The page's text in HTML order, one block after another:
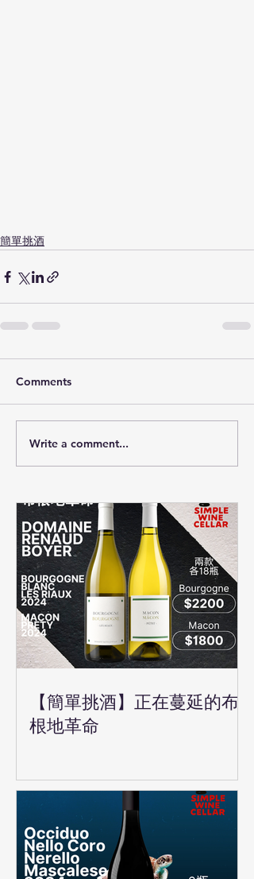
簡單挑酒
Comments
Write a comment...
【簡單挑酒】正在蔓延的布
根地革命